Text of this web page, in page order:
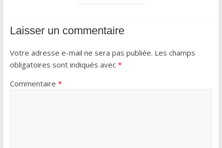
Laisser un commentaire
Votre adresse e-mail ne sera pas publiée. Les champs
obligatoires sont indiqués avec *
Commentaire *